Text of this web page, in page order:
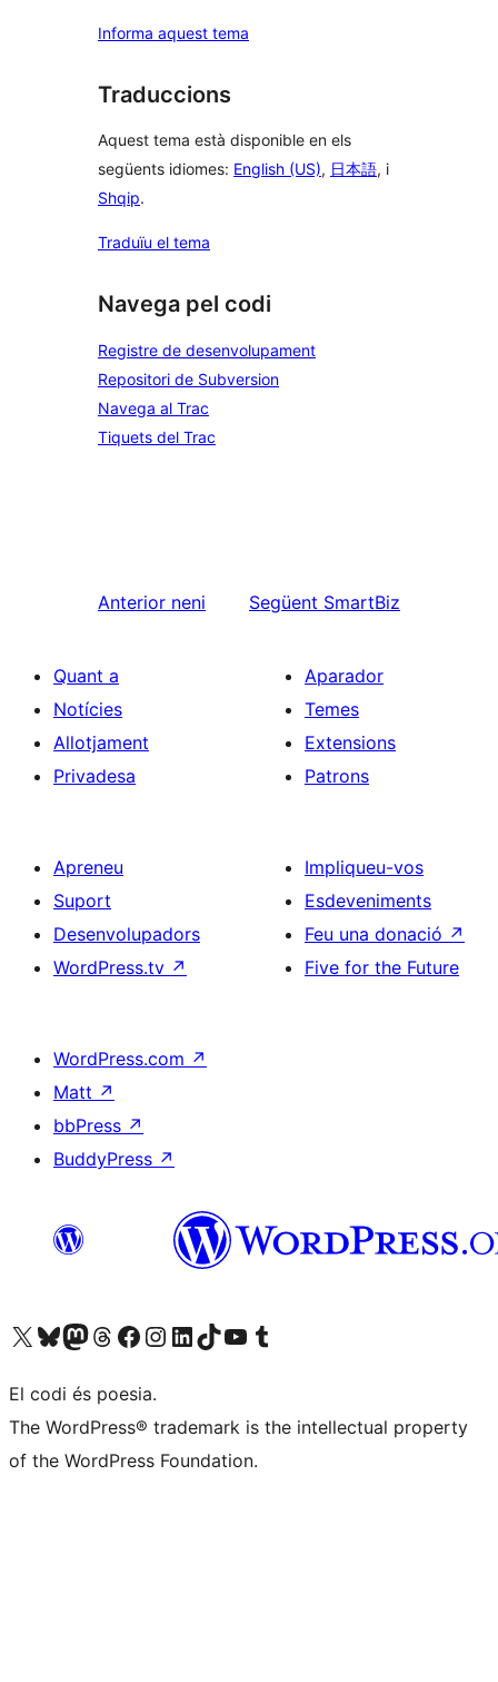
Informa aquest tema
Traduccions
Aquest tema està disponible en els
següents idiomes: English (US), 日本語, i
Shqip.
Traduïu el tema
Navega pel codi
Registre de desenvolupament
Repositori de Subversion
Navega al Trac
Tiquets del Trac
Anterior neni Següent SmartBiz
Quant a
Notícies
Allotjament
Privadesa
Aparador
Temes
Extensions
Patrons
Apreneu
Suport
Desenvolupadors
WordPress.tv ↗
Impliqueu-vos
Esdeveniments
Feu una donació ↗
Five for the Future
WordPress.com ↗
Matt ↗
bbPress ↗
BuddyPress ↗
Visiteu el nostre compte X (abans Twitter)
Visiteu el nostre compte de Bluesky
Visiteu el nostre compte al Mastodon
Visiteu el nostre compte de Threads
Visiteu la nostra pàgina al Facebook
Visiteu el nostre compte d'Instagram
Visiteu el nostre compte de LinkedIn
Visiteu el nostre compte de TikTok
Visiteu el nostre canal al YouTube
Visiteu el nostre compte de Tumblr
El codi és poesia.
The WordPress® trademark is the intellectual property
of the WordPress Foundation.